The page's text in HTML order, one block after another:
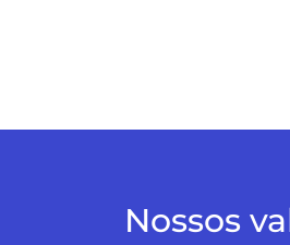
Nossos